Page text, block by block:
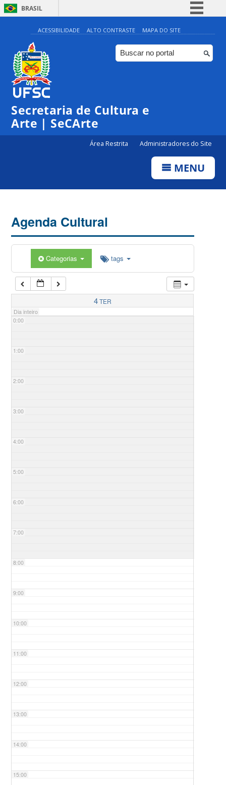
BRASIL
Simplifique!
Comunica BR
Participe
ACESSIBILIDADE ALTO CONTRASTE MAPA DO SITE
Secretaria de Cultura e
Arte | SeCArte
Área Restrita Administradores do Site
MENU
Agenda Cultural
Categorias tags
4TER
Dia inteiro
0:00
1:00
2:00
3:00
4:00
5:00
6:00
7:00
8:00
9:00
10:00
11:00
12:00
13:00
14:00
15:00